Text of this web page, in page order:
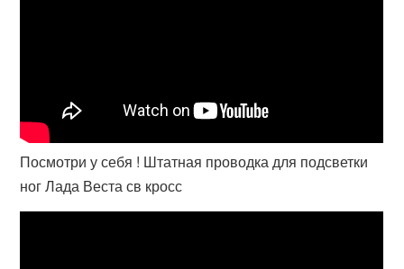
Посмотри у себя ! Штатная проводка для подсветки
ног Лада Веста св кросс